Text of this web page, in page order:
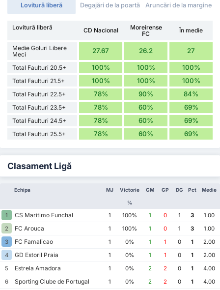
Lovitură liberă Degajări de la poartă Aruncări de la margine
Lovitură liberă CD Nacional
Moreirense
FC
În medie
Medie Goluri Libere
Meci
27.67 26.2 27
Total Faulturi 20.5+ 100% 100% 100%
Total Faulturi 21.5+ 100% 100% 100%
Total Faulturi 22.5+ 78% 90% 84%
Total Faulturi 23.5+ 78% 60% 69%
Total Faulturi 24.5+ 78% 60% 69%
Total Faulturi 25.5+ 78% 60% 69%
Clasament Ligă
Echipa MJ Victorie
%
GM GP DG Pct Medie
1 CS Maritimo Funchal 1 100% 1 0 1 3
1.00
2
FC Arouca 1 100% 1 0 1 3
1.00
3
FC Famalicao 1 0% 1 1 0 1
2.00
4
GD Estoril Praia 1 0% 1 1 0 1
2.00
5
Estrela Amadora 1 0% 2 2 0 1
4.00
6
Sporting Clube de Portugal 1 0% 2 2 0 1
4.00